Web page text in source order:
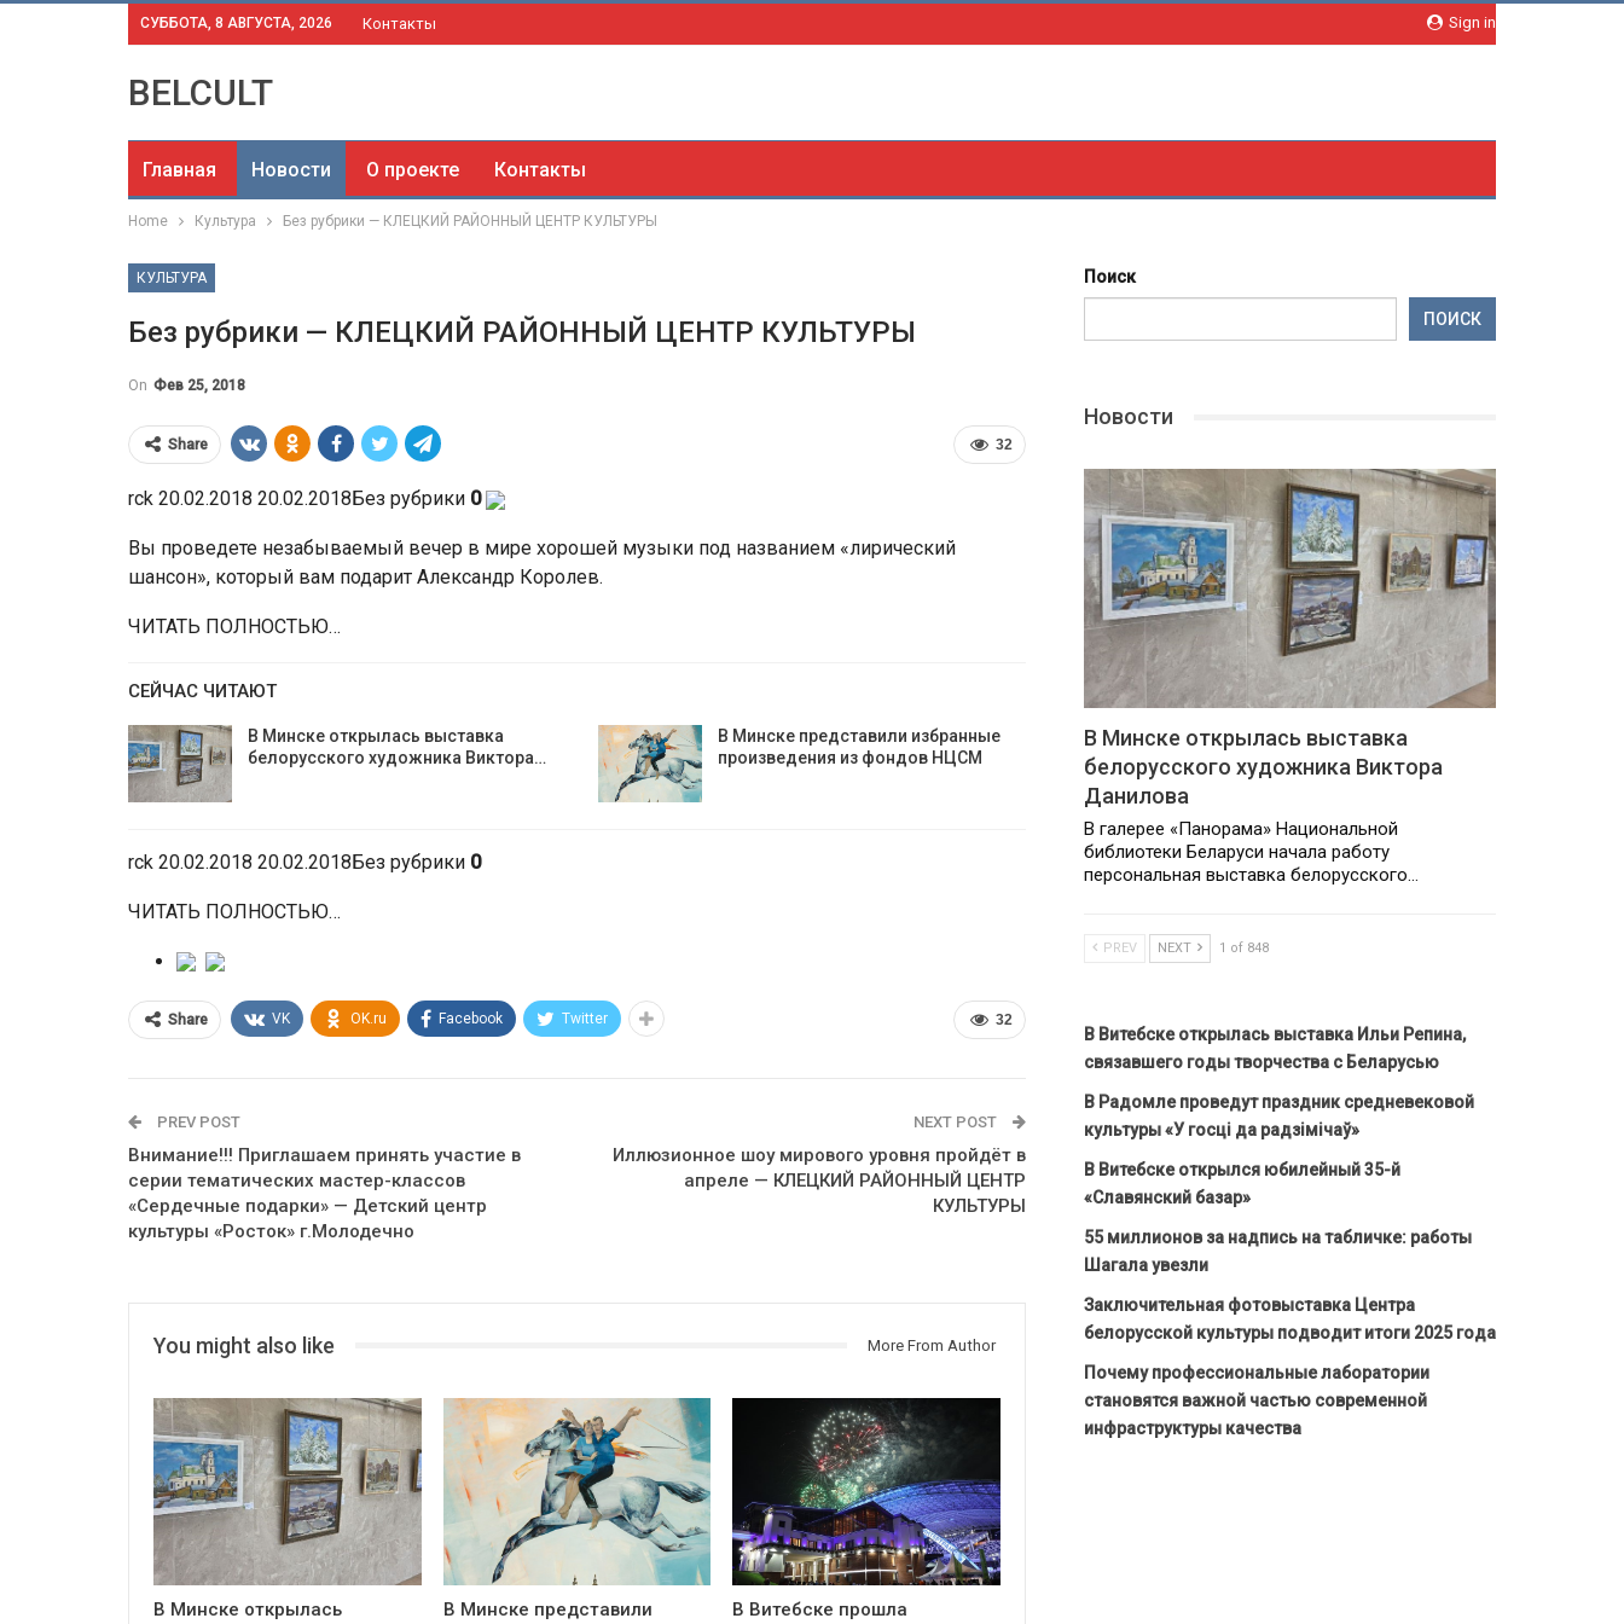
Sign in
СУББОТА, 8 АВГУСТА, 2026 Контакты
BELCULT
Главная Новости О проекте Контакты
Home Культура Без рубрики — КЛЕЦКИЙ РАЙОННЫЙ ЦЕНТР КУЛЬТУРЫ
КУЛЬТУРА
Без рубрики — КЛЕЦКИЙ РАЙОННЫЙ ЦЕНТР КУЛЬТУРЫ
On Фев 25, 2018
32
Share
rck 20.02.2018 20.02.2018Без рубрики 0
Вы проведете незабываемый вечер в мире хорошей музыки под названием «лирический
шансон», который вам подарит Александр Королев.
ЧИТАТЬ ПОЛНОСТЬЮ…
СЕЙЧАС ЧИТАЮТ
В Минске открылась выставка
белорусского художника Виктора…
В Минске представили избранные
произведения из фондов НЦСМ
rck 20.02.2018 20.02.2018Без рубрики 0
ЧИТАТЬ ПОЛНОСТЬЮ…
32
Share VK OK.ru Facebook Twitter
PREV POST
Внимание!!! Приглашаем принять участие в
серии тематических мастер-классов
«Сердечные подарки» — Детский центр
культуры «Росток» г.Молодечно
NEXT POST
Иллюзионное шоу мирового уровня пройдёт в
апреле — КЛЕЦКИЙ РАЙОННЫЙ ЦЕНТР
КУЛЬТУРЫ
You might also like More From Author
В Минске открылась
В Минске представили
В Витебске прошла
Поиск
ПОИСК
Новости
В Минске открылась выставка
белорусского художника Виктора
Данилова
В галерее «Панорама» Национальной
библиотеки Беларуси начала работу
персональная выставка белорусского…
PREV NEXT 1 of 848
В Витебске открылась выставка Ильи Репина,
связавшего годы творчества с Беларусью
В Радомле проведут праздник средневековой
культуры «У госці да радзімічаў»
В Витебске открылся юбилейный 35-й
«Славянский базар»
55 миллионов за надпись на табличке: работы
Шагала увезли
Заключительная фотовыставка Центра
белорусской культуры подводит итоги 2025 года
Почему профессиональные лаборатории
становятся важной частью современной
инфраструктуры качества